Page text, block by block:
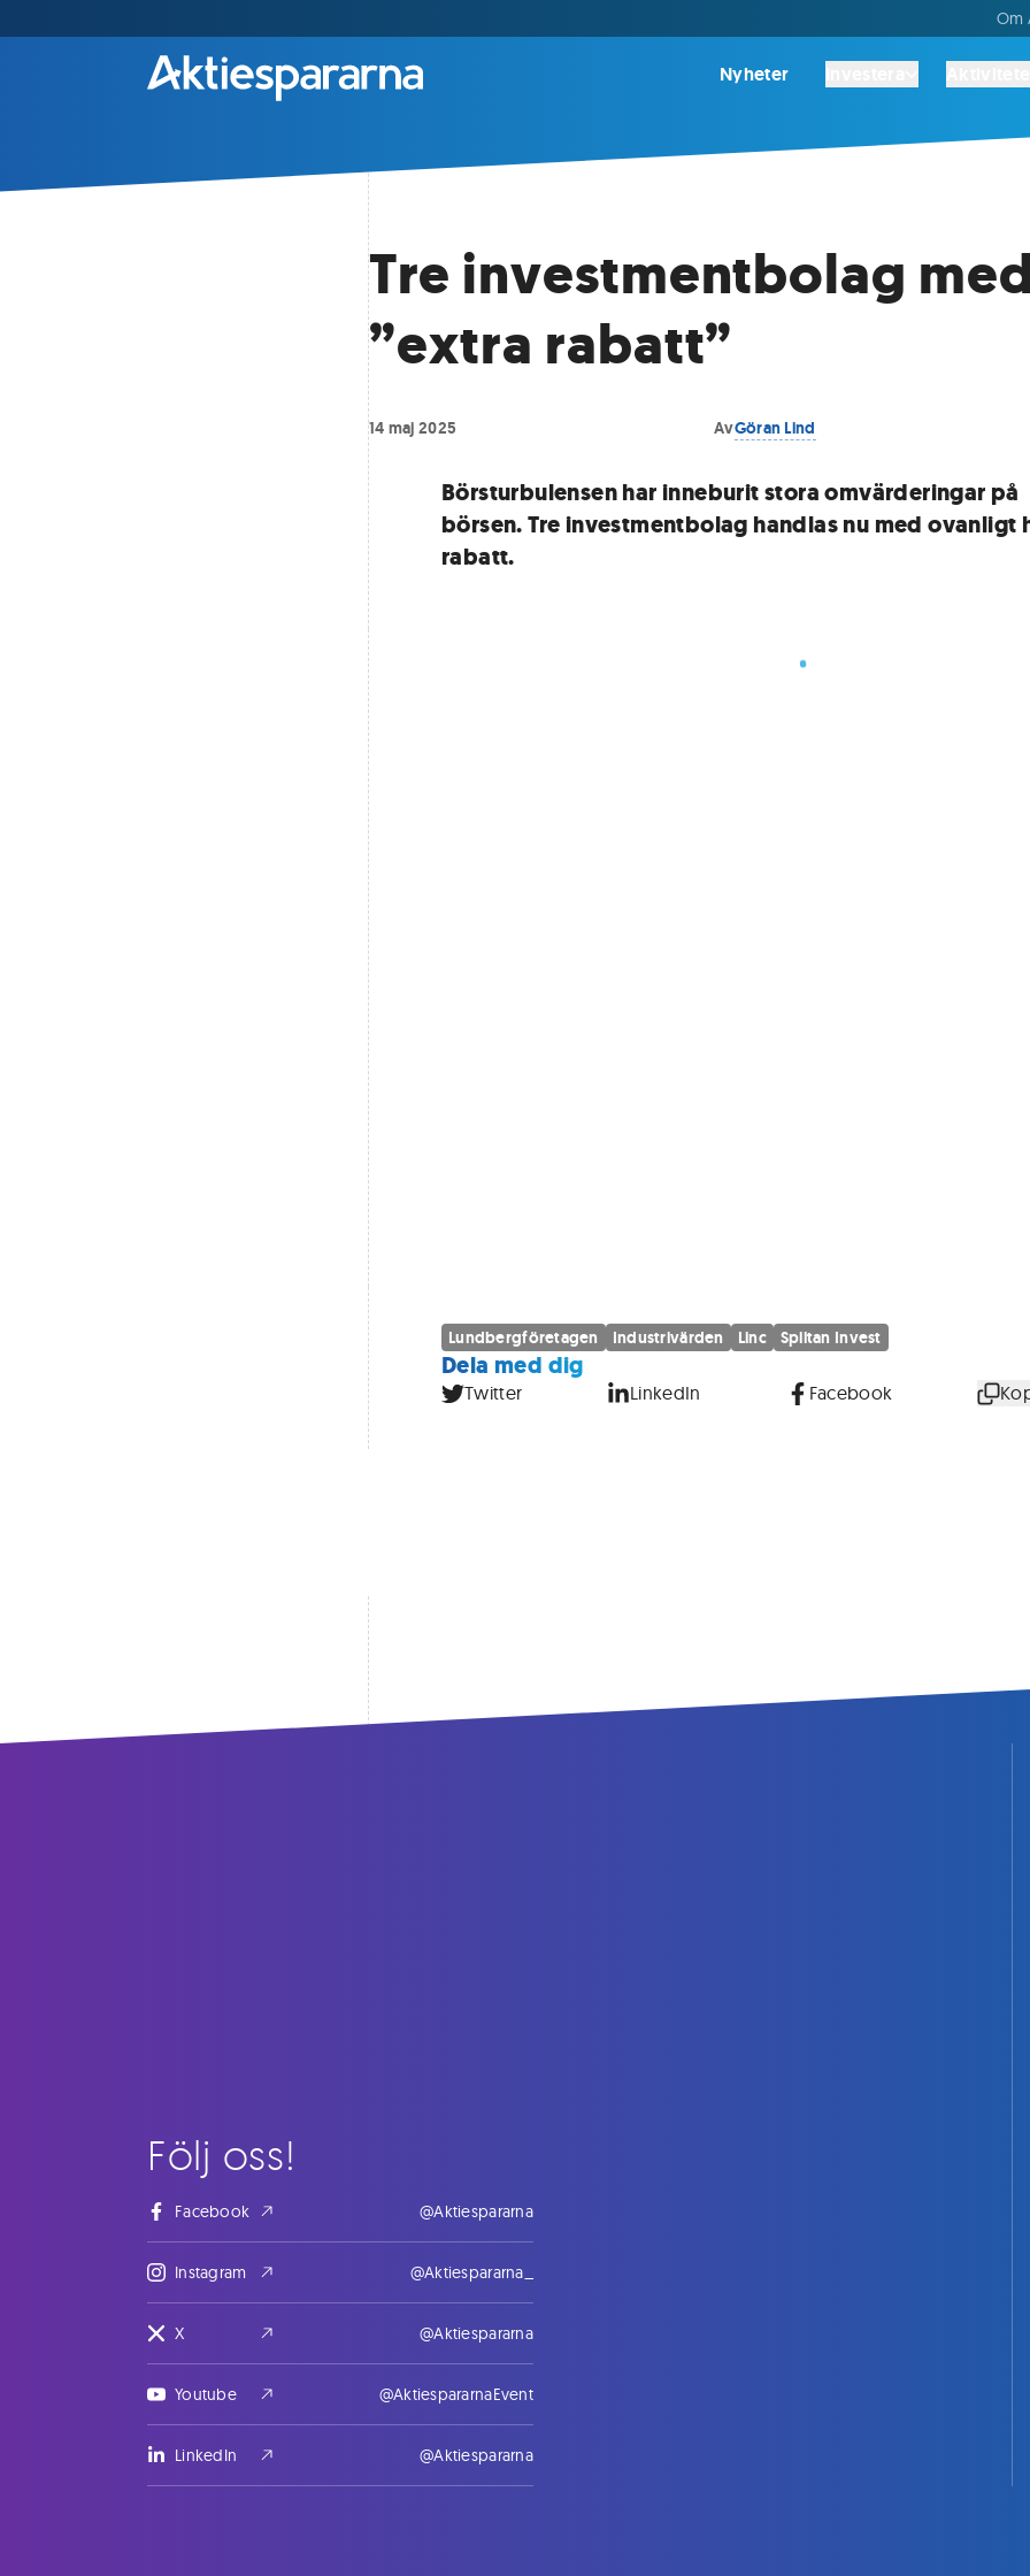
Om
Nyheter
Tre investmentbolag
”extra rabatt”
14 maj 2025 AvGöran Lind
Börsturbulensen har inneburit stora omvärderingar på
börsen. Tre investmentbolag handlas nu med ovanligt
rabatt.
Lundbergföretagen Industrivärden Linc Spiltan Invest
Dela med dig
Twitter LinkedIn Facebook
Följ oss!
Facebook @Aktiespararna
Instagram @Aktiespararna_
X @Aktiespararna
Youtube @AktiespararnaEvent
LinkedIn @Aktiespararna